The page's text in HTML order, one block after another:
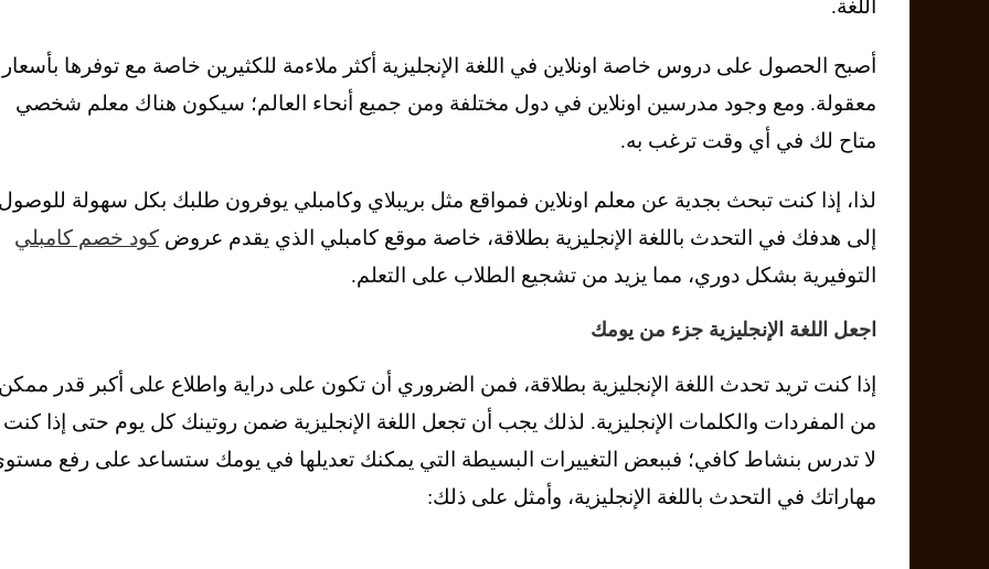
اللغة.
أصبح الحصول على دروس خاصة اونلاين في اللغة الإنجليزية أكثر ملاءمة للكثيرين خاصة مع توفرها بأسعار
معقولة. ومع وجود مدرسين اونلاين في دول مختلفة ومن جميع أنحاء العالم؛ سيكون هناك معلم شخصي
متاح لك في أي وقت ترغب به.
لذا، إذا كنت تبحث بجدية عن معلم اونلاين فمواقع مثل بريبلاي وكامبلي يوفرون طلبك بكل سهولة
إلى هدفك في التحدث باللغة الإنجليزية بطلاقة، خاصة موقع كامبلي الذي يقدم عروض كود خصم كامبلي
التوفيرية بشكل دوري، مما يزيد من تشجيع الطلاب على التعلم.
اجعل اللغة الإنجليزية جزء من يومك
إذا كنت تريد تحدث اللغة الإنجليزية بطلاقة، فمن الضروري أن تكون على دراية واطلاع على أكبر قدر
من المفردات والكلمات الإنجليزية. لذلك يجب أن تجعل اللغة الإنجليزية ضمن روتينك كل يوم حتى إذا كنت
لا تدرس بنشاط كافي؛ فببعض التغييرات البسيطة التي يمكنك تعديلها في يومك ستساعد على رفع
مهاراتك في التحدث باللغة الإنجليزية، وأمثل على ذلك: